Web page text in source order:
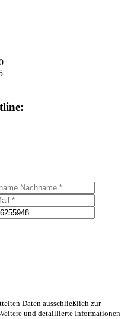
Daten ausschließlich zur
und detaillierte Informationen